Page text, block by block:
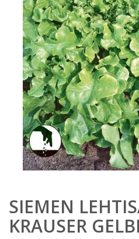
SIEMEN
KRAUSER